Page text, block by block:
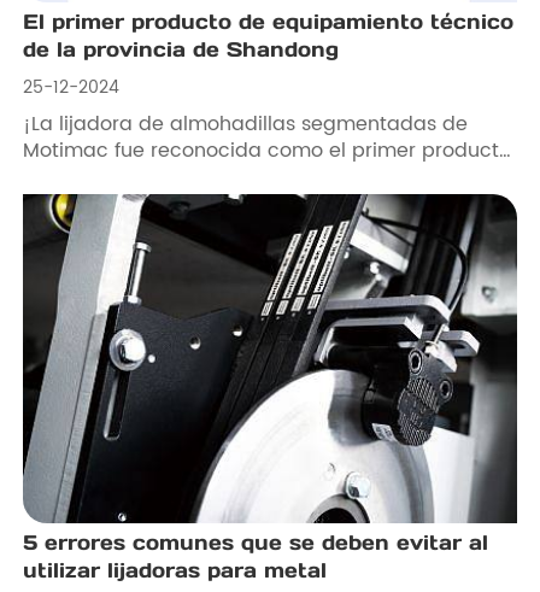
El primer producto de equipamiento técnico
de la provincia de Shandong
25-12-2024
¡La lijadora de almohadillas segmentadas de
Motimac fue reconocida como el primer producto
5 errores comunes que se deben evitar al
utilizar lijadoras para metal